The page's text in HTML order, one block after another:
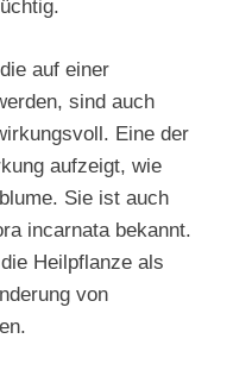
auf einer
sind auch
Eine der
aufzeigt, wie
Sie ist auch
incarnata bekannt.
Heilpflanze als
von